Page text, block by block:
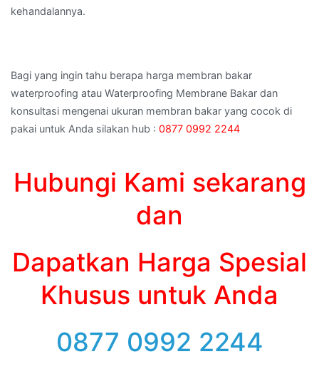
kehandalannya.
Bagi yang ingin tahu berapa harga membran bakar
waterproofing atau Waterproofing Membrane Bakar dan
konsultasi mengenai ukuran membran bakar yang cocok di
pakai untuk Anda silakan hub : 0877 0992 2244
Hubungi Kami sekarang
dan
Dapatkan Harga Spesial
Khusus untuk Anda
0877 0992 2244